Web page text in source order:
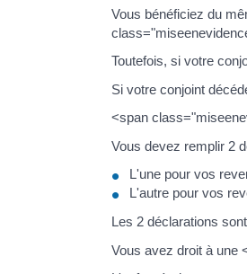
Vous bénéficiez du
Toutefois, si votre
Si votre conjoint
<span
Vous devez remplir 2
L'une pour vos
L'autre pour vos
Les 2 déclarations
Vous avez droit à une